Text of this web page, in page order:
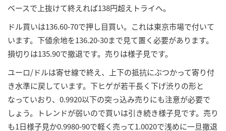
ベースで上抜けて終えれば138円超えトライへ。
ドル買いは136.60-70で押し目買い。これは東京市場で付いて
います。下値余地を136.20-30まで見て置く必要があります。
損切りは135.90で撤退です。売りは様子見です。
ユーロ/ドルは寄せ線で終え、上下の抵抗にぶつかって寄り付
き水準に戻しています。下ヒゲが若干長く下げ渋りの形と
なっていおり、0.9920以下の突っ込み売りにも注意が必要で
しょう。トレンドが弱いので買いは引き続き様子見です。売り
も1日様子見か0.9980-90で軽く売って1.0020で浅めに一旦撤退